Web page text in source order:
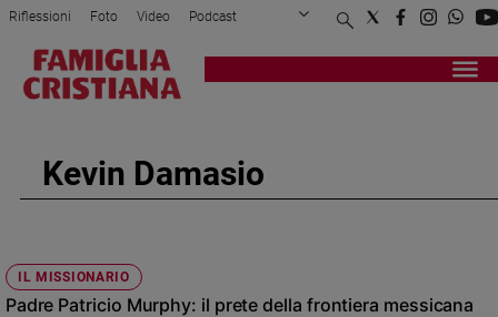
Attualità
Politica
Mondo
e
giustizia
Riflessioni Foto Video Podcast
Privacy Policy Chi siamo
Registrati Redazione
Kevin Damasio
IL MISSIONARIO
Padre Patricio Murphy: il prete della frontiera messicana